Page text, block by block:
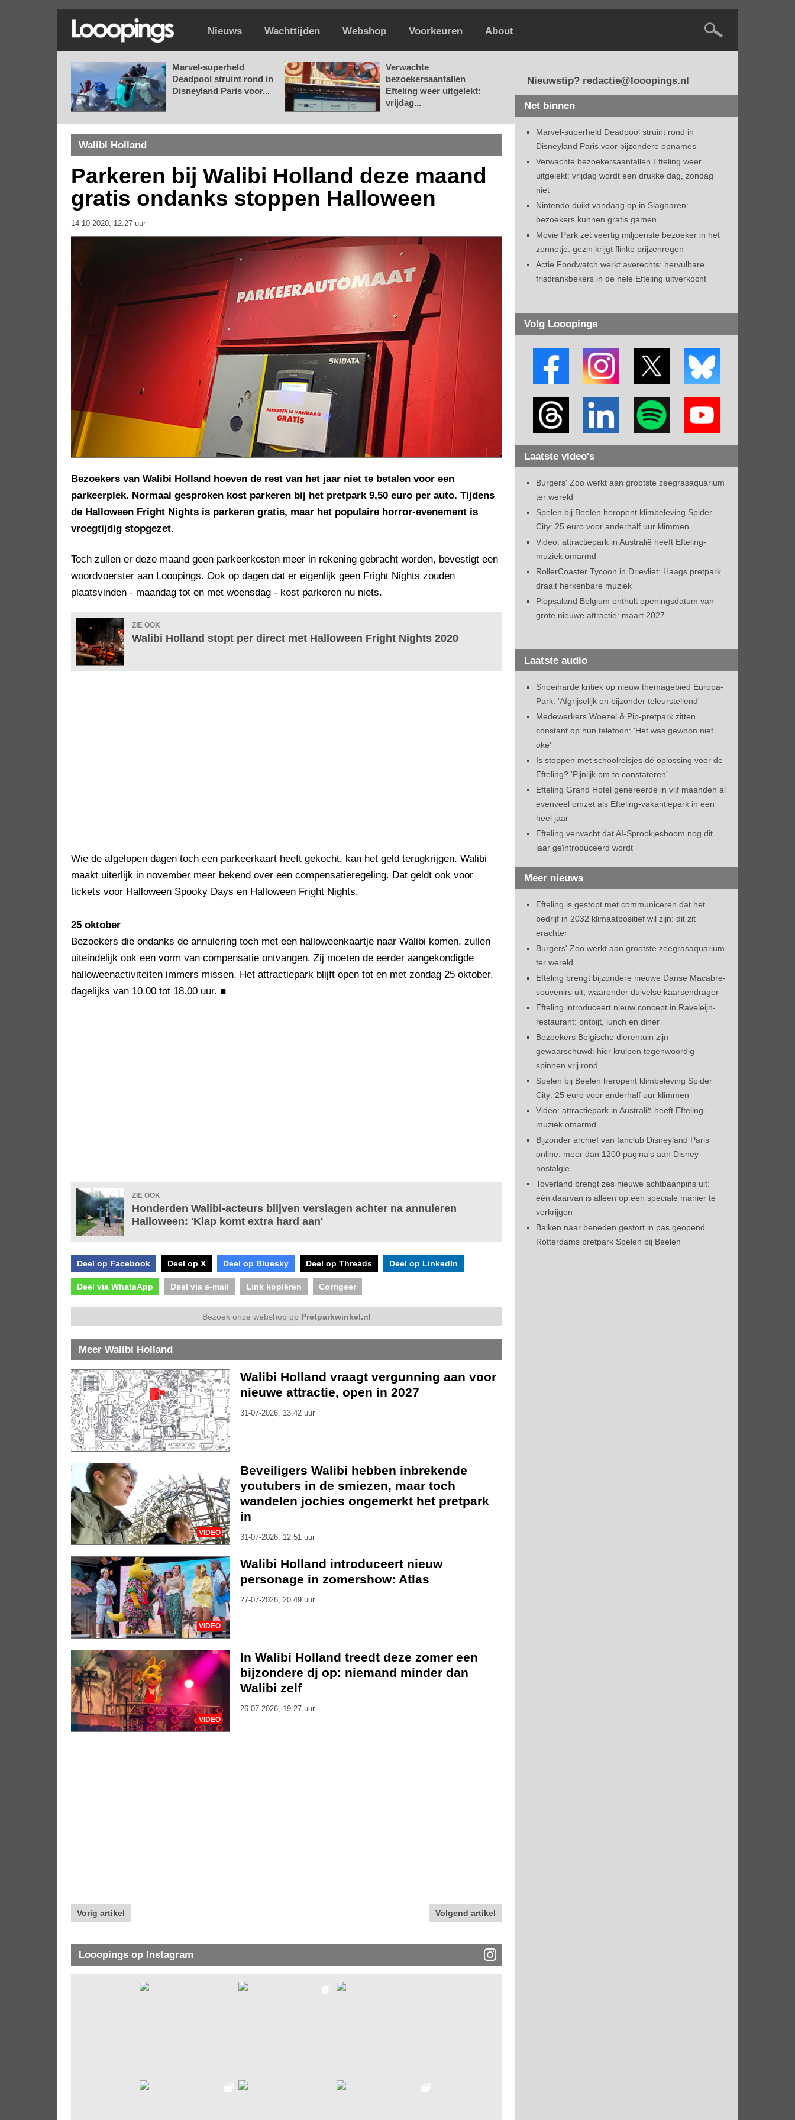
Nieuws Wachttijden Webshop Voorkeuren About
Marvel-superheld
Deadpool struint rond in
Disneyland Paris voor...
Verwachte
bezoekersaantallen
Efteling weer uitgelekt:
vrijdag...
Walibi Holland
Parkeren bij Walibi Holland deze maand
gratis ondanks stoppen Halloween
14-10-2020, 12.27 uur
Bezoekers van Walibi Holland hoeven de rest van het jaar niet te betalen voor een
parkeerplek. Normaal gesproken kost parkeren bij het pretpark 9,50 euro per auto. Tijdens
de Halloween Fright Nights is parkeren gratis, maar het populaire horror-evenement is
vroegtijdig stopgezet.
Toch zullen er deze maand geen parkeerkosten meer in rekening gebracht worden, bevestigt een
woordvoerster aan Looopings. Ook op dagen dat er eigenlijk geen Fright Nights zouden
plaatsvinden - maandag tot en met woensdag - kost parkeren nu niets.
ZIE OOK
Walibi Holland stopt per direct met Halloween Fright Nights 2020
Wie de afgelopen dagen toch een parkeerkaart heeft gekocht, kan het geld terugkrijgen. Walibi
maakt uiterlijk in november meer bekend over een compensatieregeling. Dat geldt ook voor
tickets voor Halloween Spooky Days en Halloween Fright Nights.
25 oktober
Bezoekers die ondanks de annulering toch met een halloweenkaartje naar Walibi komen, zullen
uiteindelijk ook een vorm van compensatie ontvangen. Zij moeten de eerder aangekondigde
halloweenactiviteiten immers missen. Het attractiepark blijft open tot en met zondag 25 oktober,
dagelijks van 10.00 tot 18.00 uur. ■
ZIE OOK
Honderden Walibi-acteurs blijven verslagen achter na annuleren
Halloween: 'Klap komt extra hard aan'
Deel op Facebook Deel op X Deel op Bluesky Deel op Threads Deel op LinkedIn
Deel via WhatsApp Deel via e-mail Link kopiëren Corrigeer
Bezoek onze webshop op Pretparkwinkel.nl
Meer Walibi Holland
Walibi Holland vraagt vergunning aan voor
nieuwe attractie, open in 2027
31-07-2026, 13.42 uur
VIDEO
Beveiligers Walibi hebben inbrekende
youtubers in de smiezen, maar toch
wandelen jochies ongemerkt het pretpark
in
31-07-2026, 12.51 uur
VIDEO
Walibi Holland introduceert nieuw
personage in zomershow: Atlas
27-07-2026, 20.49 uur
VIDEO
In Walibi Holland treedt deze zomer een
bijzondere dj op: niemand minder dan
Walibi zelf
26-07-2026, 19.27 uur
Vorig artikel Volgend artikel
Looopings op Instagram
Nieuwstip? redactie@looopings.nl
Net binnen
Marvel-superheld Deadpool struint rond in
Disneyland Paris voor bijzondere opnames
Verwachte bezoekersaantallen Efteling weer
uitgelekt: vrijdag wordt een drukke dag, zondag
niet
Nintendo duikt vandaag op in Slagharen:
bezoekers kunnen gratis gamen
Movie Park zet veertig miljoenste bezoeker in het
zonnetje: gezin krijgt flinke prijzenregen
Actie Foodwatch werkt averechts: hervulbare
frisdrankbekers in de hele Efteling uitverkocht
Volg Looopings
Laatste video's
Burgers' Zoo werkt aan grootste zeegrasaquarium
ter wereld
Spelen bij Beelen heropent klimbeleving Spider
City: 25 euro voor anderhalf uur klimmen
Video: attractiepark in Australië heeft Efteling-
muziek omarmd
RollerCoaster Tycoon in Drievliet: Haags pretpark
draait herkenbare muziek
Plopsaland Belgium onthult openingsdatum van
grote nieuwe attractie: maart 2027
Laatste audio
Snoeiharde kritiek op nieuw themagebied Europa-
Park: 'Afgrijselijk en bijzonder teleurstellend'
Medewerkers Woezel & Pip-pretpark zitten
constant op hun telefoon: 'Het was gewoon niet
oké'
Is stoppen met schoolreisjes dé oplossing voor de
Efteling? 'Pijnlijk om te constateren'
Efteling Grand Hotel genereerde in vijf maanden al
evenveel omzet als Efteling-vakantiepark in een
heel jaar
Efteling verwacht dat AI-Sprookjesboom nog dit
jaar geïntroduceerd wordt
Meer nieuws
Efteling is gestopt met communiceren dat het
bedrijf in 2032 klimaatpositief wil zijn: dit zit
erachter
Burgers' Zoo werkt aan grootste zeegrasaquarium
ter wereld
Efteling brengt bijzondere nieuwe Danse Macabre-
souvenirs uit, waaronder duivelse kaarsendrager
Efteling introduceert nieuw concept in Raveleijn-
restaurant: ontbijt, lunch en diner
Bezoekers Belgische dierentuin zijn
gewaarschuwd: hier kruipen tegenwoordig
spinnen vrij rond
Spelen bij Beelen heropent klimbeleving Spider
City: 25 euro voor anderhalf uur klimmen
Video: attractiepark in Australië heeft Efteling-
muziek omarmd
Bijzonder archief van fanclub Disneyland Paris
online: meer dan 1200 pagina's aan Disney-
nostalgie
Toverland brengt zes nieuwe achtbaanpins uit:
één daarvan is alleen op een speciale manier te
verkrijgen
Balken naar beneden gestort in pas geopend
Rotterdams pretpark Spelen bij Beelen